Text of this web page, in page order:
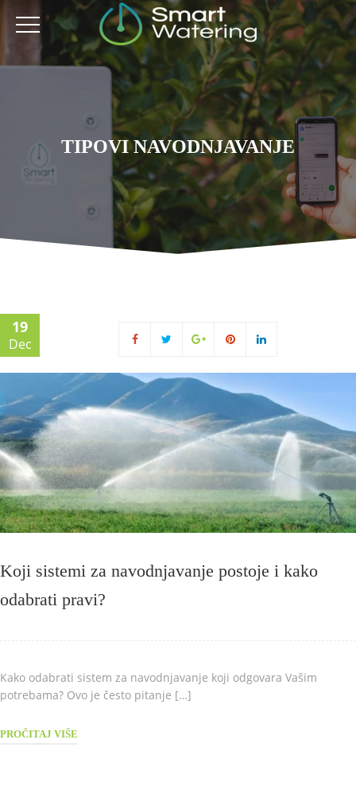
TIPOVI NAVODNJAVANJE
19
Dec
Koji sistemi za navodnjavanje postoje i kako
odabrati pravi?
Kako odabrati sistem za navodnjavanje koji odgovara Vašim
potrebama? Ovo je često pitanje […]
PROČITAJ VIŠE